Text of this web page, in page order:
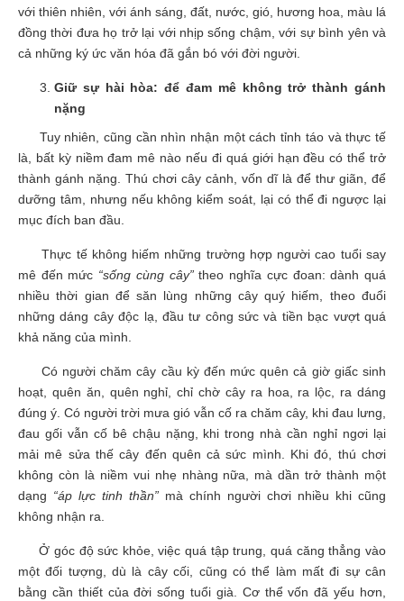
với thiên nhiên, với ánh sáng, đất, nước, gió, hương hoa, màu lá
đồng thời đưa họ trở lại với nhịp sống chậm, với sự bình yên và
cả những ký ức văn hóa đã gắn bó với đời người.
Giữ sự hài hòa: để đam mê không trở thành gánh
nặng
Tuy nhiên, cũng cần nhìn nhận một cách tỉnh táo và thực tế
là, bất kỳ niềm đam mê nào nếu đi quá giới hạn đều có thể trở
thành gánh nặng. Thú chơi cây cảnh, vốn dĩ là để thư giãn, để
dưỡng tâm, nhưng nếu không kiểm soát, lại có thể đi ngược lại
mục đích ban đầu.
Thực tế không hiếm những trường hợp người cao tuổi say
mê đến mức “sống cùng cây”theo nghĩa cực đoan: dành quá
nhiều thời gian để săn lùng những cây quý hiếm, theo đuổi
những dáng cây độc lạ, đầu tư công sức và tiền bạc vượt quá
khả năng của mình.
Có người chăm cây cầu kỳ đến mức quên cả giờ giấc sinh
hoạt, quên ăn, quên nghỉ, chỉ chờ cây ra hoa, ra lộc, ra dáng
đúng ý. Có người trời mưa gió vẫn cố ra chăm cây, khi đau lưng,
đau gối vẫn cố bê chậu nặng, khi trong nhà cần nghỉ ngơi lại
mải mê sửa thế cây đến quên cả sức mình. Khi đó, thú chơi
không còn là niềm vui nhẹ nhàng nữa, mà dần trở thành một
dạng “áp lực tinh thần” mà chính người chơi nhiều khi cũng
không nhận ra.
Ở góc độ sức khỏe, việc quá tập trung, quá căng thẳng vào
một đối tượng, dù là cây cối, cũng có thể làm mất đi sự cân
bằng cần thiết của đời sống tuổi già. Cơ thể vốn đã yếu hơn,